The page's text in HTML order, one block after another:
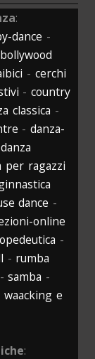
:
dance -
bollywood
- cerchi
- country
classica -
-danza-
danza
per ragazzi
dance -
online
-
- rumba
-samba -
waacking e
: